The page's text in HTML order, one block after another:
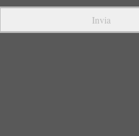
Invia